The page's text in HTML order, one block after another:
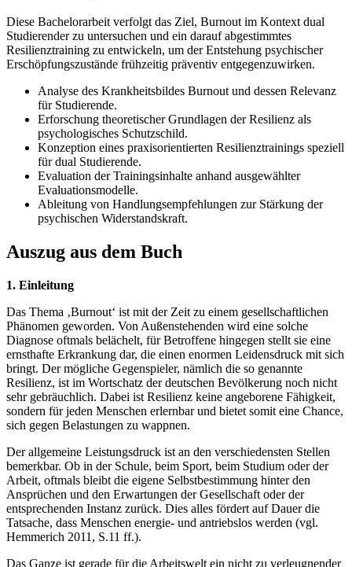
Diese Bachelorarbeit verfolgt das Ziel, Burnout im Kontext dual
Studierender zu untersuchen und ein darauf abgestimmtes
Resilienztraining zu entwickeln, um der Entstehung psychischer
Erschöpfungszustände frühzeitig präventiv entgegenzuwirken.
Analyse des Krankheitsbildes Burnout und dessen Relevanz
für Studierende.
Erforschung theoretischer Grundlagen der Resilienz als
psychologisches Schutzschild.
Konzeption eines praxisorientierten Resilienztrainings speziell
für dual Studierende.
Evaluation der Trainingsinhalte anhand ausgewählter
Evaluationsmodelle.
Ableitung von Handlungsempfehlungen zur Stärkung der
psychischen Widerstandskraft.
Auszug aus dem Buch
1. Einleitung
Das Thema ‚Burnout‘ ist mit der Zeit zu einem gesellschaftlichen
Phänomen geworden. Von Außenstehenden wird eine solche
Diagnose oftmals belächelt, für Betroffene hingegen stellt sie eine
ernsthafte Erkrankung dar, die einen enormen Leidensdruck mit sich
bringt. Der mögliche Gegenspieler, nämlich die so genannte
Resilienz, ist im Wortschatz der deutschen Bevölkerung noch nicht
sehr gebräuchlich. Dabei ist Resilienz keine angeborene Fähigkeit,
sondern für jeden Menschen erlernbar und bietet somit eine Chance,
sich gegen Belastungen zu wappnen.
Der allgemeine Leistungsdruck ist an den verschiedensten Stellen
bemerkbar. Ob in der Schule, beim Sport, beim Studium oder der
Arbeit, oftmals bleibt die eigene Selbstbestimmung hinter den
Ansprüchen und den Erwartungen der Gesellschaft oder der
entsprechenden Instanz zurück. Dies alles fördert auf Dauer die
Tatsache, dass Menschen energie- und antriebslos werden (vgl.
Hemmerich 2011, S.11 ff.).
Das Ganze ist gerade für die Arbeitswelt ein nicht zu verleugnender